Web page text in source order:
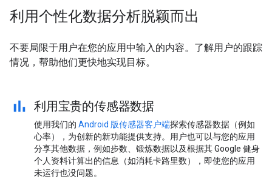
利用个性化数据分析脱颖而出
不要局限于用户在您的应用中输入的内容。了解用户的跟踪
情况，帮助他们更快地实现目标。
利用宝贵的传感器数据
使用我们的 Android 版传感器客户端探索传感器数据（例如
心率），为创新的新功能提供支持。用户也可以与您的应用
分享其他数据，例如步数、锻炼数据以及根据其 Google 健身
个人资料计算出的信息（如消耗卡路里数），即使您的应用
未运行也没问题。